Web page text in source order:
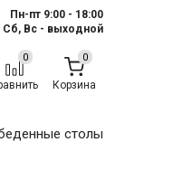
Пн-пт 9:00 - 18:00
Сб, Вс - выходной
Корзина
столы